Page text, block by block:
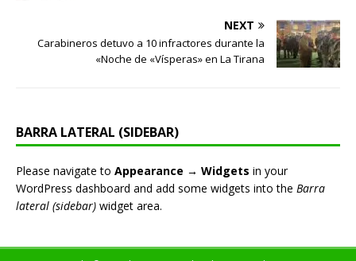
NEXT
Carabineros detuvo a 10 infractores durante la
«Noche de «Vísperas» en La Tirana
BARRA LATERAL (SIDEBAR)
Please navigate to Appearance → Widgets in your
WordPress dashboard and add some widgets into the Barra
lateral (sidebar) widget area.